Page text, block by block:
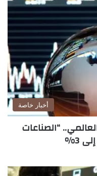
أخبار خاصة
“الصناعات
3%